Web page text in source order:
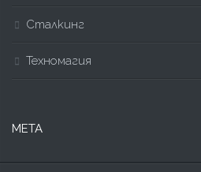
Сталкинг
Техномагия
МЕТА